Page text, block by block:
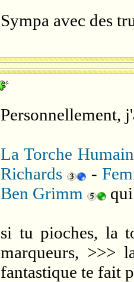
Sympa avec des
Personnellement,
La Torche
Richards
-
Ben Grimm
si tu pioches, la
marqueurs, >>>
fantastique te fait